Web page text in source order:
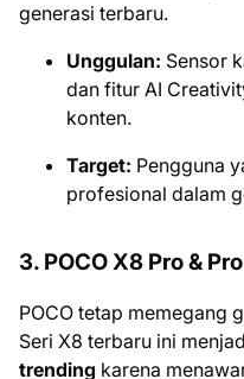
generasi terbaru.
Unggulan: Sensor
dan fitur AI
konten.
Target: Pengguna
profesional dalam
3. POCO X8 Pro &
POCO tetap memegang
Seri X8 terbaru ini
trending karena